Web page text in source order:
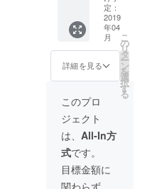
■Ｂ席
4,000円
※入場時
にドリ
として
別途500
となり
ます ※
当日は
500円
UP
■SRS
10,000
円（パ
ンフ
付） ■
カウン
席
10,000
円（パ
ンフ
付） ■S
席
8,000円
(非売品)
(将軍岡
本から
は手は
出しま
せん。
ポート
ロレス
ラーが
つくの
でご安
心して
参加く
場合で
もメイ
ンの試
合での
ゴング
鳴らし
けます
(チケッ
トを購
入して
頂いて
る方が
対象に
なりま
キシビ
ジョン
サポー
ター】
・エキ
シビ
ジョン
マッチ
に出場
する選
手の名
前をリ
ングア
ナウン
サーと
して
定：
2019
年04
月
詳細を見る
こ
の
リ
タ
ー
ン
を
選
択
す
る
このプロ
ジェクト
は、 All-In方
式です。
目標金額に
関わらず、